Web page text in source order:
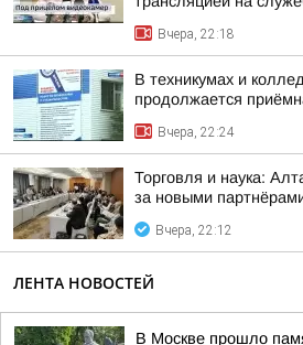
Вчера, 22:18
В техникумах и
продолжается
Вчера, 22:24
Торговля и наука:
за новыми
Вчера, 22:12
ЛЕНТА НОВОСТЕЙ
В Москве прошло